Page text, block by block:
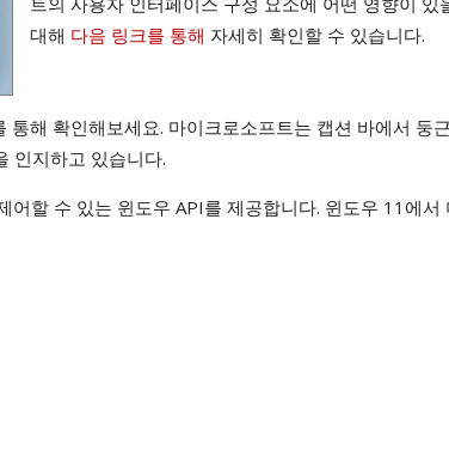
대해 다음 링크를 통해 자세히 확인할 수 있습니다.
통해 확인해보세요. 마이크로소프트는 캡션 바에서 둥
인지하고 있습니다.
할 수 있는 윈도우 API를 제공합니다. 윈도우 11에서